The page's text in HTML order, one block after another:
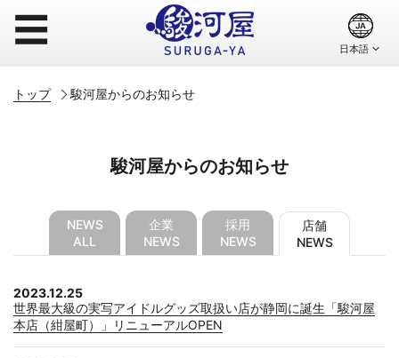
☰
トップ 駿河屋からのお知らせ
駿河屋からのお知らせ
NEWS
ALL
企業
NEWS
採用
NEWS
店舗
NEWS
2023.12.25
世界最大級の実写アイドルグッズ取扱い店が静岡に誕生「駿河屋
本店（紺屋町）」リニューアルOPEN